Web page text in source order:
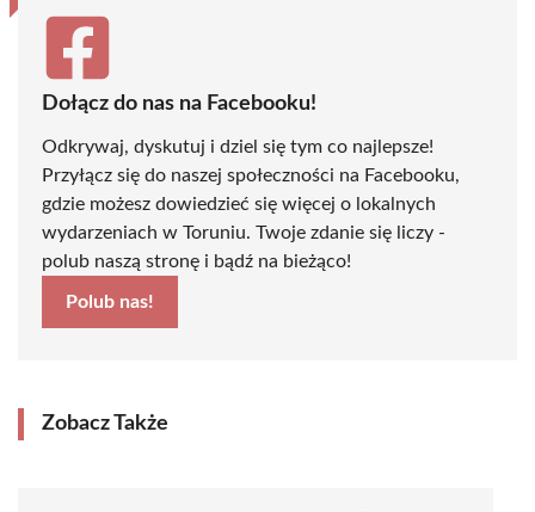
Dołącz do nas na Facebooku!
Odkrywaj, dyskutuj i dziel się tym co najlepsze!
Przyłącz się do naszej społeczności na Facebooku,
gdzie możesz dowiedzieć się więcej o lokalnych
wydarzeniach w Toruniu. Twoje zdanie się liczy -
polub naszą stronę i bądź na bieżąco!
Polub nas!
Zobacz Także